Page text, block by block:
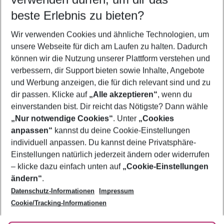
5-8 Nächte
2 Erwachsene Keine Kinder
Mehr Filter anzeigen
Footer
Footer navigation
Über uns
AGB
Bestpreisgarantie
Cookie-Einstellungen ändern
Cookie-Richtlinie
Agenturbetreuung
Barrierefreies Reisen
Folge uns
beste Erlebnis zu bieten?
Wir verwenden Cookies und ähnliche Technologien, um
unsere Webseite für dich am Laufen zu halten. Dadurch
können wir die Nutzung unserer Plattform verstehen und
verbessern, dir Support bieten sowie Inhalte, Angebote
und Werbung anzeigen, die für dich relevant sind und zu
dir passen. Klicke auf „Alle akzeptieren“, wenn du
einverstanden bist. Dir reicht das Nötigste? Dann wähle
„Nur notwendige Cookies“. Unter „Cookies
anpassen“ kannst du deine Cookie-Einstellungen
individuell anpassen. Du kannst deine Privatsphäre-
Einstellungen natürlich jederzeit ändern oder widerrufen
– klicke dazu einfach unten auf „Cookie-Einstellungen
ändern“.
Datenschutz-Informationen
Impressum
Cookie/Tracking-Informationen